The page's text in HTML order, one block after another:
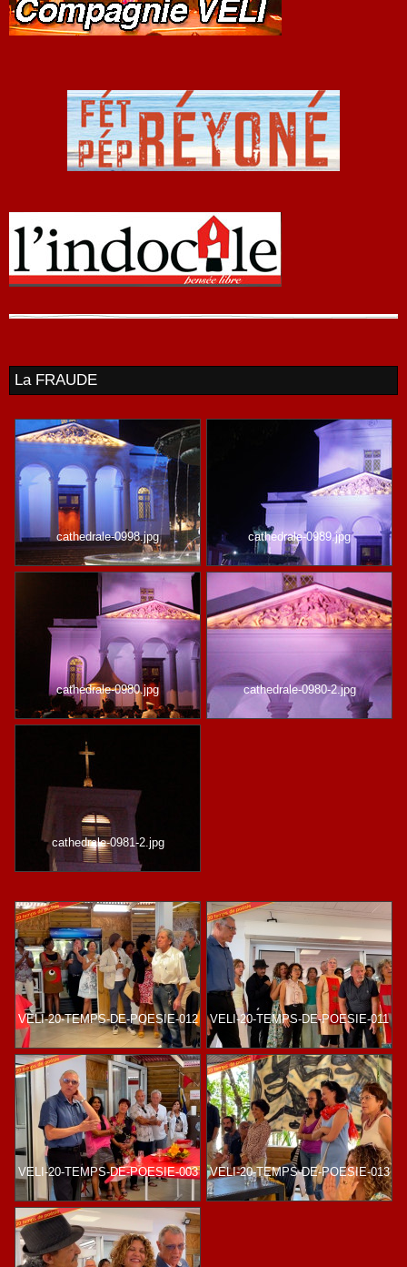
La FRAUDE
cathedrale-0998.jpg cathedrale-0989.jpg
cathedrale-0980.jpg cathedrale-0980-2.jpg
cathedrale-0981-2.jpg
VELI-20-TEMPS-DE-POESIE-012 VELI-20-TEMPS-DE-POESIE-011
VELI-20-TEMPS-DE-POESIE-003 VELI-20-TEMPS-DE-POESIE-013